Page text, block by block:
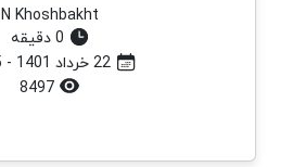
N Khoshbakht
22 خرداد 1401 - 17:55